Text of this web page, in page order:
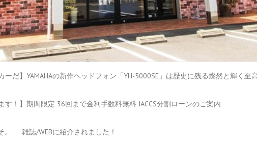
ーだ】YAMAHAの新作ヘッドフォン「YH-5000SE」は歴史に残る燦然と輝く至
す！】期間限定 36回まで金利手数料無料 JACCS分割ローンのご案内
雑誌/WEBに紹介されました！